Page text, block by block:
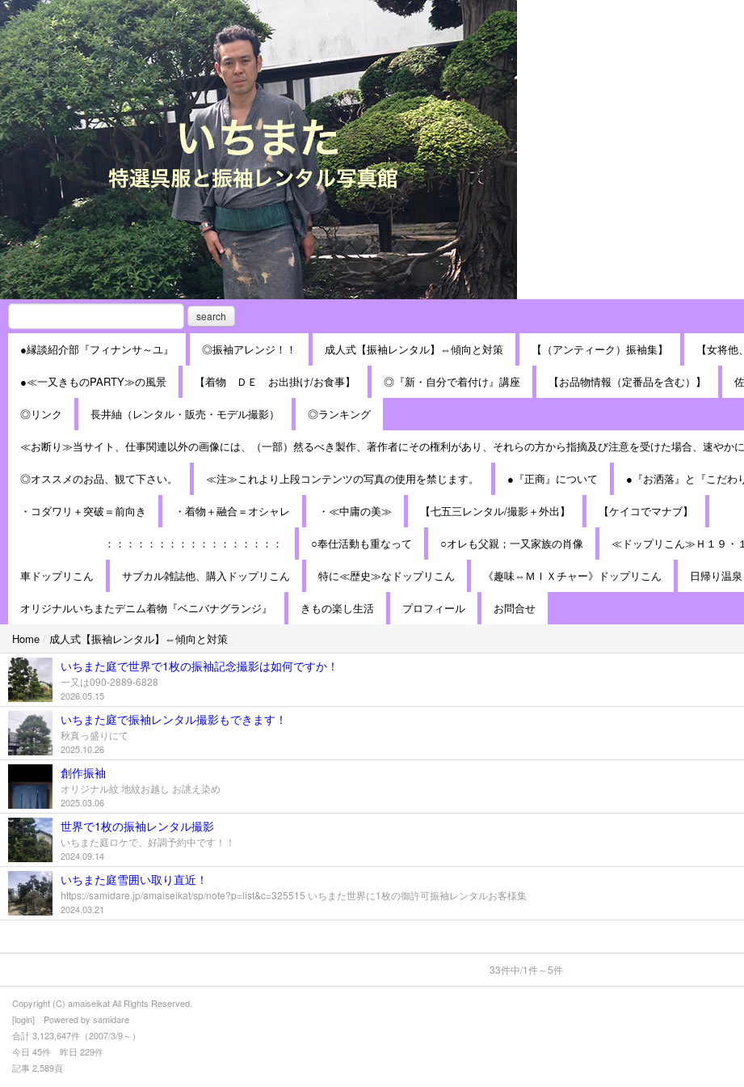
search
●縁談紹介部『フィナンサ～ユ』 ◎振袖アレンジ！！ 成人式【振袖レンタル】⇔傾向と対策 【（アンティーク）振袖集】 【女将
●≪一又きものPARTY≫の風景 【着物 ＤＥ お出掛け/お食事】 ◎『新・自分で着付け』講座 【お品物情報（定番品を含む）】
◎リンク 長井紬（レンタル・販売・モデル撮影） ◎ランキング
≪お断り≫当サイト、仕事関連以外の画像には、（一部）然るべき製作、著作者にその権利があり、それらの方から指摘及び注意を受けた場合、速やかに
◎オススメのお品、観て下さい。 ≪注≫これより上段コンテンツの写真の使用を禁じます。 ●『正商』について ●『お洒落』と『こだわ
・コダワリ＋突破＝前向き ・着物＋融合＝オシャレ ・≪中庸の美≫ 【七五三レンタル/撮影＋外出】 【ケイコでマナブ】
：：：：：：：：：：：：：：：：： ○奉仕活動も重なって ○オレも父親；一又家族の肖像 ≪ドップリこん≫Ｈ１９・
車ドップリこん サブカル雑誌他、購入ドップリこん 特に≪歴史≫なドップリこん 《趣味⇔ＭＩＸチャー》ドップリこん 日帰り温
オリジナルいちまたデニム着物『ベニバナグランジ』 きもの楽し生活 プロフィール
お問合せ
Home / 成人式【振袖レンタル】⇔傾向と対策
いちまた庭で世界で1枚の振袖記念撮影は如何ですか！
一又は090-2889-6828
2026.05.15
いちまた庭で振袖レンタル撮影もできます！
秋真っ盛りにて
2025.10.26
創作振袖
オリジナル紋 地紋お越し お誂え染め
2025.03.06
世界で1枚の振袖レンタル撮影
いちまた庭ロケで、好調予約中です！！
2024.09.14
いちまた庭雪囲い取り直近！
https://samidare.jp/amaiseikat/sp/note?p=list&c=325515 いちまた世界に1枚の御許可振袖レンタルお客様集
2024.03.21
33件中/1件～5件
Copyright (C) amaiseikat All Rights Reserved.
[login] Powered by samidare
合計 3,123,647件（2007/3/9～）
今日 45件 昨日 229件
記事 2,589頁